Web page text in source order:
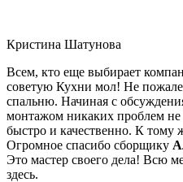
Кристина Шатунова
Всем, кто еще выбирает
советую Кухни мол! Не
спальню. Начиная с
монтажом никаких проблем
быстро и качественно. К тому
Огромное спасибо сборщику
Это мастер своего дела! Всю
здесь.